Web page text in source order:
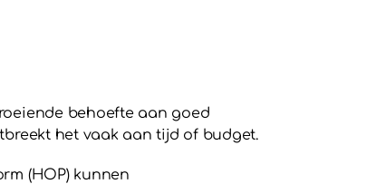
behoefte aan goed
het vaak aan tijd of budget.
(HOP) kunnen